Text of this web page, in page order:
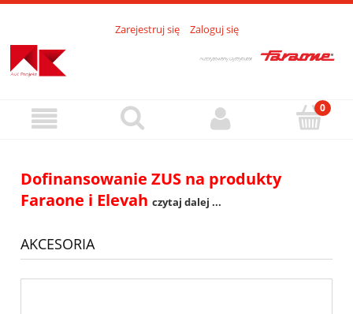
Zarejestruj się Zaloguj się
Dofinansowanie ZUS na produkty
Faraone i Elevah czytaj dalej ...
AKCESORIA